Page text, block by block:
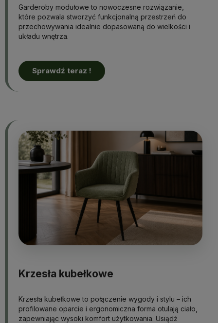
Garderoby modułowe to nowoczesne rozwiązanie,
które pozwala stworzyć funkcjonalną przestrzeń do
przechowywania idealnie dopasowaną do wielkości i
układu wnętrza.
Sprawdź teraz !
Krzesła kubełkowe
Krzesła kubełkowe to połączenie wygody i stylu – ich
profilowane oparcie i ergonomiczna forma otulają ciało,
zapewniając wysoki komfort użytkowania. Usiądź